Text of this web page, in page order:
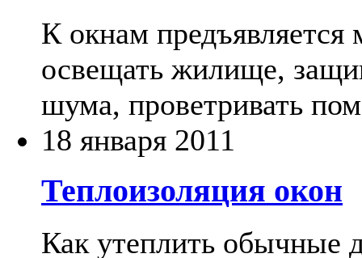
К окнам
освещать жилище,
шума, проветривать
18 января 2011
Теплоизоляция окон
Как утеплить обычные